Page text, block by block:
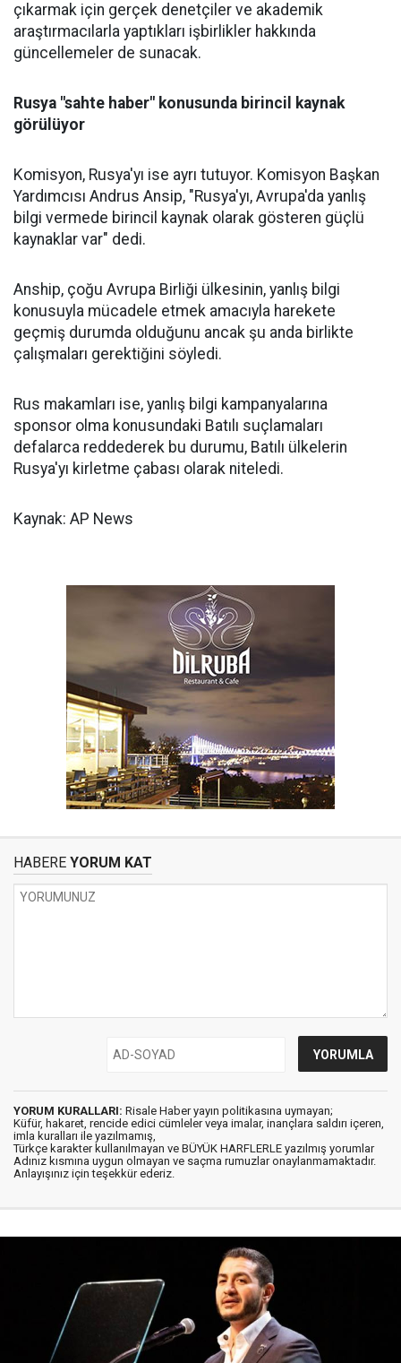
çıkarmak için gerçek denetçiler ve akademik
araştırmacılarla yaptıkları işbirlikler hakkında
güncellemeler de sunacak.
Rusya "sahte haber" konusunda birincil kaynak
görülüyor
Komisyon, Rusya'yı ise ayrı tutuyor. Komisyon Başkan
Yardımcısı Andrus Ansip, "Rusya'yı, Avrupa'da yanlış
bilgi vermede birincil kaynak olarak gösteren güçlü
kaynaklar var" dedi.
Anship, çoğu Avrupa Birliği ülkesinin, yanlış bilgi
konusuyla mücadele etmek amacıyla harekete
geçmiş durumda olduğunu ancak şu anda birlikte
çalışmaları gerektiğini söyledi.
Rus makamları ise, yanlış bilgi kampanyalarına
sponsor olma konusundaki Batılı suçlamaları
defalarca reddederek bu durumu, Batılı ülkelerin
Rusya'yı kirletme çabası olarak niteledi.
Kaynak: AP News
HABERE YORUM KAT
YORUM KURALLARI: Risale Haber yayın politikasına uymayan;
Küfür, hakaret, rencide edici cümleler veya imalar, inançlara saldırı içeren,
imla kuralları ile yazılmamış,
Türkçe karakter kullanılmayan ve BÜYÜK HARFLERLE yazılmış yorumlar
Adınız kısmına uygun olmayan ve saçma rumuzlar onaylanmamaktadır.
Anlayışınız için teşekkür ederiz.